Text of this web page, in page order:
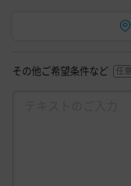
その他ご希望条件など